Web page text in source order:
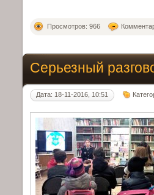
Просмотров: 966
Серьезный
Дата: 18-11-2016, 10:51